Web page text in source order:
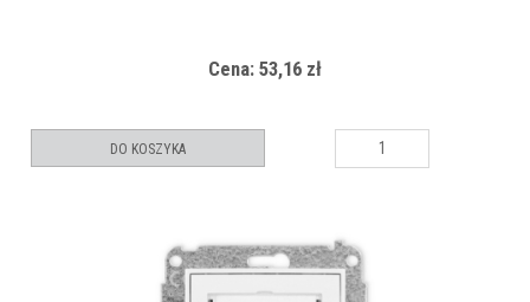
Cena: 53,16 zł
DO KOSZYKA